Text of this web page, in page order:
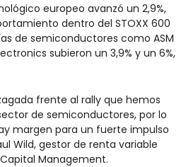
europeo avanzó un 2,9%,
dentro del STOXX 600
de semiconductores como ASM
subieron un 3,9% y un 6%,
frente al rally que hemos
de semiconductores, por lo
margen para un fuerte impulso
Wild, gestor de renta variable
Management.